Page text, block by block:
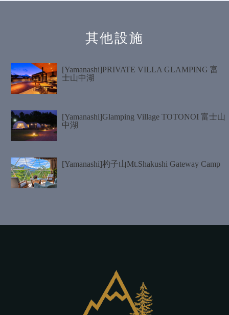
其他設施
[Yamanashi]PRIVATE VILLA GLAMPING 富
士山中湖
[Yamanashi]Glamping Village TOTONOI 富士山
中湖
[Yamanashi]杓子山Mt.Shakushi Gateway Camp